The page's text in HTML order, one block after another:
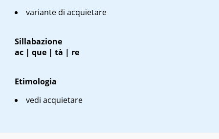
variante di acquietare
Sillabazione
ac | que | tà | re
Etimologia
vedi acquietare